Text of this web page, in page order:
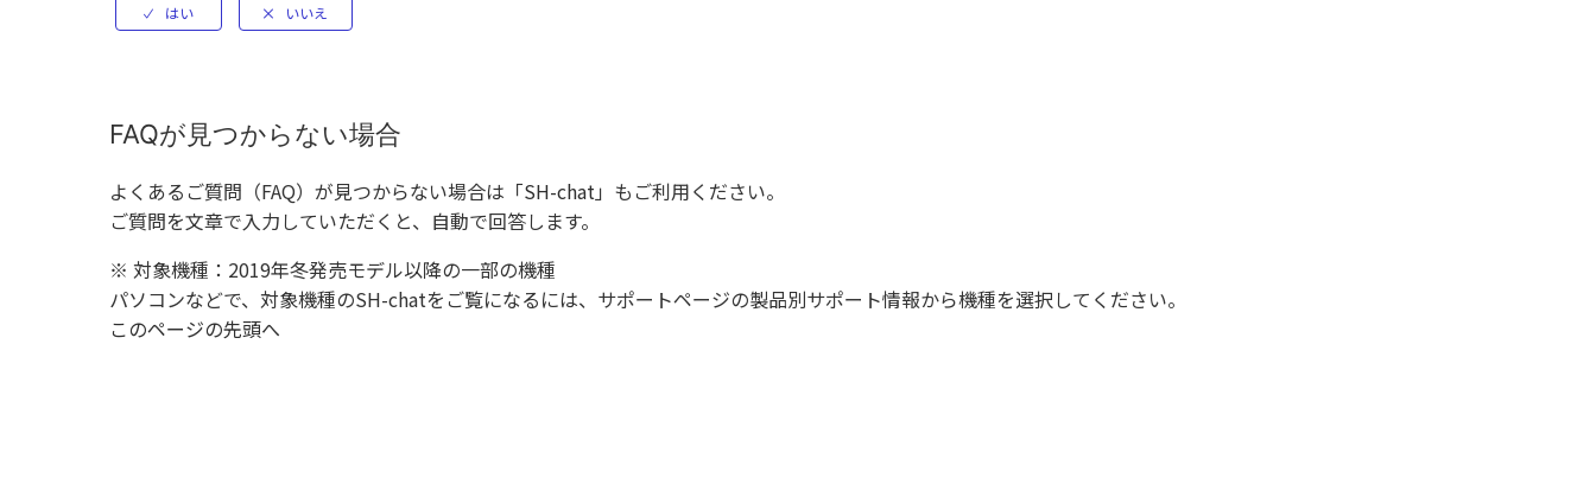
FAQが見つからない場合
よくあるご質問（FAQ）が見つからない場合は「SH-chat」もご利用ください。
ご質問を文章で入力していただくと、自動で回答します。
※ 対象機種：2019年冬発売モデル以降の一部の機種
パソコンなどで、対象機種のSH-chatをご覧になるには、サポートページの製品別サポート情報から機種を選択してください。
このページの先頭へ